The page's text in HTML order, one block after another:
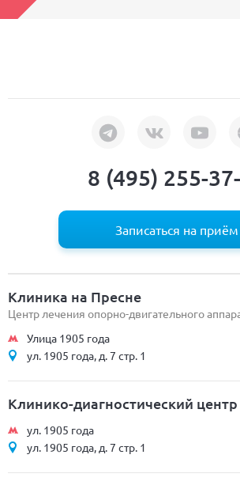
8 (495) 255-
Записаться на приём
Клиника на Пресне
Центр лечения опорно-двигательного
Улица 1905 года
ул. 1905 года, д. 7 стр. 1
Клинико-диагностический центр
ул. 1905 года
ул. 1905 года, д. 7 стр. 1